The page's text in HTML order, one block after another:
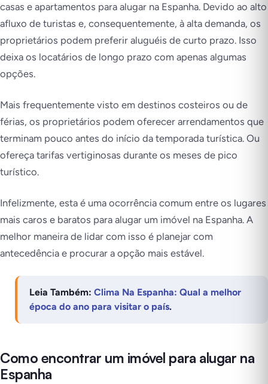
casas e apartamentos para alugar na Espanha. Devido ao alto
afluxo de turistas e, consequentemente, à alta demanda, os
proprietários podem preferir aluguéis de curto prazo. Isso
deixa os locatários de longo prazo com apenas algumas
opções.
Mais frequentemente visto em destinos costeiros ou de
férias, os proprietários podem oferecer arrendamentos que
terminam pouco antes do início da temporada turística. Ou
ofereça tarifas vertiginosas durante os meses de pico
turístico.
Infelizmente, esta é uma ocorrência comum entre os lugares
mais caros e baratos para alugar um imóvel na Espanha. A
melhor maneira de lidar com isso é planejar com
antecedência e procurar a opção mais estável.
Leia Também: Clima Na Espanha: Qual a melhor
época do ano para visitar o país.
Como encontrar um imóvel para alugar na
Espanha